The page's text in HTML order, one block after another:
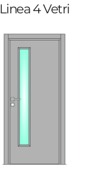
Linea 4 Vetri